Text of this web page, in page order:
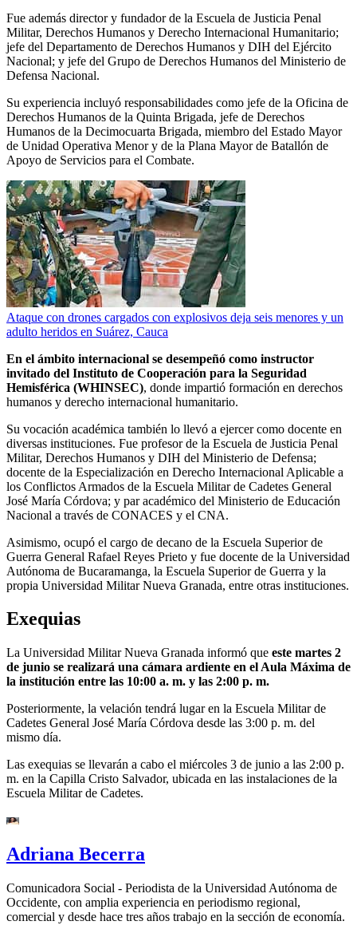
Fue además director y fundador de la Escuela de Justicia Penal
Militar, Derechos Humanos y Derecho Internacional Humanitario;
jefe del Departamento de Derechos Humanos y DIH del Ejército
Nacional; y jefe del Grupo de Derechos Humanos del Ministerio de
Defensa Nacional.
Su experiencia incluyó responsabilidades como jefe de la Oficina de
Derechos Humanos de la Quinta Brigada, jefe de Derechos
Humanos de la Decimocuarta Brigada, miembro del Estado Mayor
de Unidad Operativa Menor y de la Plana Mayor de Batallón de
Apoyo de Servicios para el Combate.
Ataque con drones cargados con explosivos deja seis menores y un
adulto heridos en Suárez, Cauca
En el ámbito internacional se desempeñó como instructor
invitado del Instituto de Cooperación para la Seguridad
Hemisférica (WHINSEC), donde impartió formación en derechos
humanos y derecho internacional humanitario.
Su vocación académica también lo llevó a ejercer como docente en
diversas instituciones. Fue profesor de la Escuela de Justicia Penal
Militar, Derechos Humanos y DIH del Ministerio de Defensa;
docente de la Especialización en Derecho Internacional Aplicable a
los Conflictos Armados de la Escuela Militar de Cadetes General
José María Córdova; y par académico del Ministerio de Educación
Nacional a través de CONACES y el CNA.
Asimismo, ocupó el cargo de decano de la Escuela Superior de
Guerra General Rafael Reyes Prieto y fue docente de la Universidad
Autónoma de Bucaramanga, la Escuela Superior de Guerra y la
propia Universidad Militar Nueva Granada, entre otras instituciones.
Exequias
La Universidad Militar Nueva Granada informó que este martes 2
de junio se realizará una cámara ardiente en el Aula Máxima de
la institución entre las 10:00 a. m. y las 2:00 p. m.
Posteriormente, la velación tendrá lugar en la Escuela Militar de
Cadetes General José María Córdova desde las 3:00 p. m. del
mismo día.
Las exequias se llevarán a cabo el miércoles 3 de junio a las 2:00 p.
m. en la Capilla Cristo Salvador, ubicada en las instalaciones de la
Escuela Militar de Cadetes.
Adriana Becerra
Comunicadora Social - Periodista de la Universidad Autónoma de
Occidente, con amplia experiencia en periodismo regional,
comercial y desde hace tres años trabajo en la sección de economía.